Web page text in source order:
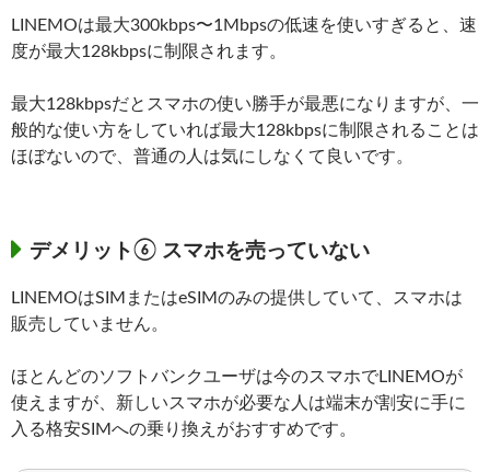
LINEMOは最大300kbps〜1Mbpsの低速を使いすぎると、速
度が最大128kbpsに制限されます。
最大128kbpsだとスマホの使い勝手が最悪になりますが、一
般的な使い方をしていれば最大128kbpsに制限されることは
ほぼないので、普通の人は気にしなくて良いです。
デメリット⑥ スマホを売っていない
LINEMOはSIMまたはeSIMのみの提供していて、スマホは
販売していません。
ほとんどのソフトバンクユーザは今のスマホでLINEMOが
使えますが、新しいスマホが必要な人は端末が割安に手に
入る格安SIMへの乗り換えがおすすめです。